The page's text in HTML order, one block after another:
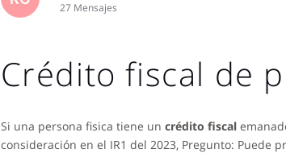
27 Mensajes
Crédito fiscal de
Si una persona fisica tiene un crédito fiscal
consideración en el IR1 del 2023, Pregunto: Puede